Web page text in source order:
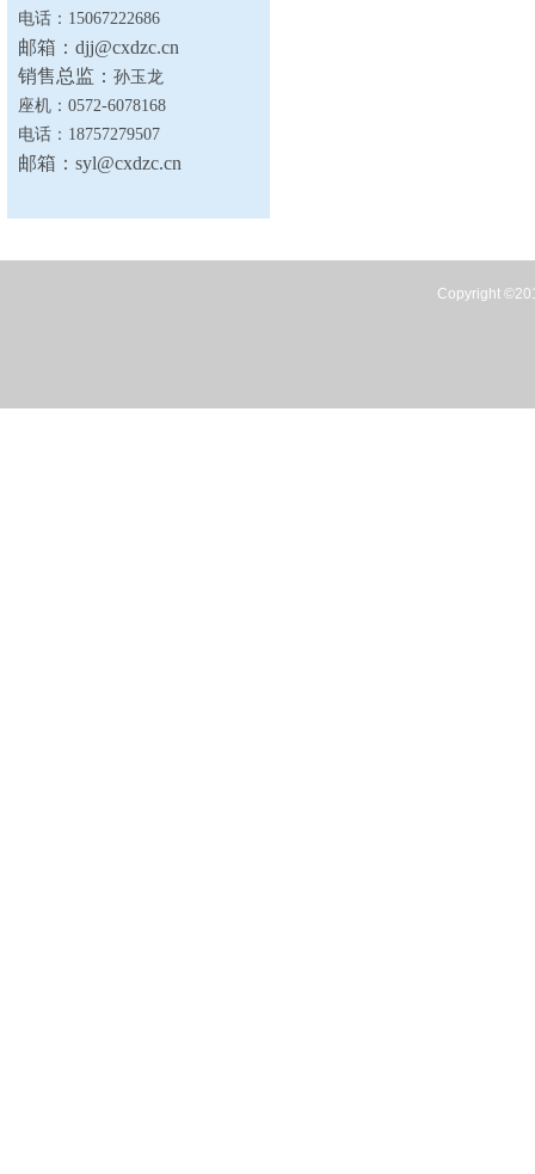
电话： 15067222686
邮箱：djj@cxdzc.cn
销售总监：孙玉龙
座机：0572-6078168
电话： 18757279507
邮箱：syl@cxdzc.cn
Copyright